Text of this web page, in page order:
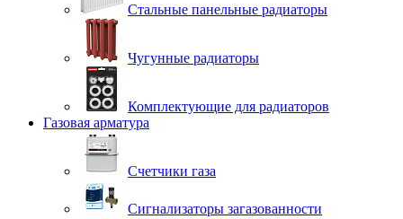
Стальные панельные радиаторы
Чугунные радиаторы
Комплектующие для радиаторов
Газовая арматура
Счетчики газа
Сигнализаторы загазованности